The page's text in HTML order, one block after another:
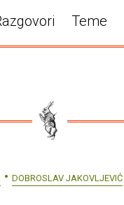
Teme
DOBROSLAV JAKOVLJEVIĆ